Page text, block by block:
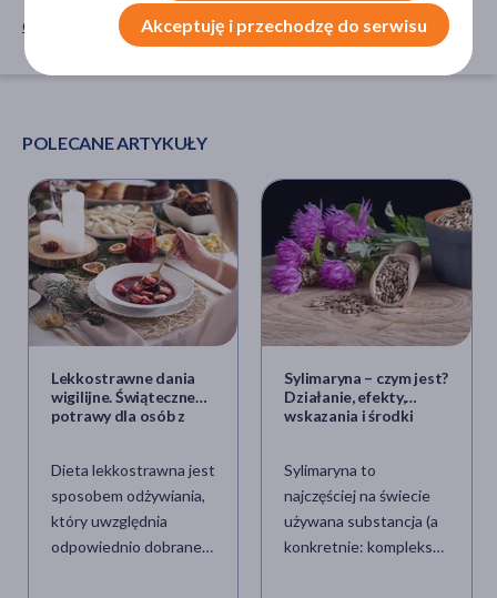
doustne
POLECANE ARTYKUŁY
Lekkostrawne dania
wigilijne. Świąteczne
potrawy dla osób z
Dieta lekkostrawna jest
sposobem odżywiania,
który uwzględnia
odpowiednio dobrane
Sylimaryna – czym jest?
Działanie, efekty,
wskazania i środki
Sylimaryna to
najczęściej na świecie
używana substancja (a
konkretnie: kompleks
Akceptuję i przechodzę do serwisu